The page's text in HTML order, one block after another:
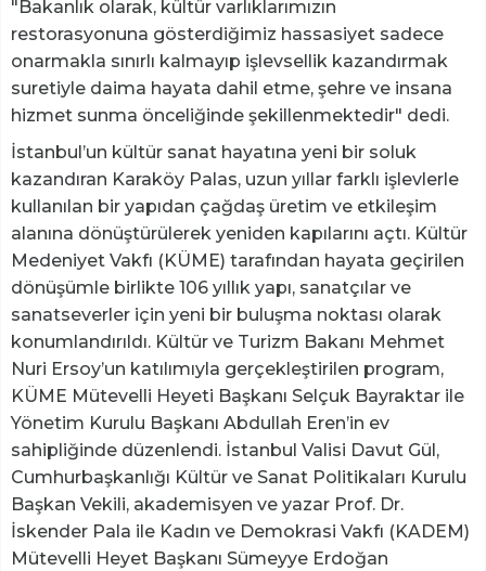
"Bakanlık olarak, kültür varlıklarımızın
restorasyonuna gösterdiğimiz hassasiyet sadece
onarmakla sınırlı kalmayıp işlevsellik kazandırmak
suretiyle daima hayata dahil etme, şehre ve insana
hizmet sunma önceliğinde şekillenmektedir" dedi.
İstanbul’un kültür sanat hayatına yeni bir soluk
kazandıran Karaköy Palas, uzun yıllar farklı işlevlerle
kullanılan bir yapıdan çağdaş üretim ve etkileşim
alanına dönüştürülerek yeniden kapılarını açtı. Kültür
Medeniyet Vakfı (KÜME) tarafından hayata geçirilen
dönüşümle birlikte 106 yıllık yapı, sanatçılar ve
sanatseverler için yeni bir buluşma noktası olarak
konumlandırıldı. Kültür ve Turizm Bakanı Mehmet
Nuri Ersoy’un katılımıyla gerçekleştirilen program,
KÜME Mütevelli Heyeti Başkanı Selçuk Bayraktar ile
Yönetim Kurulu Başkanı Abdullah Eren’in ev
sahipliğinde düzenlendi. İstanbul Valisi Davut Gül,
Cumhurbaşkanlığı Kültür ve Sanat Politikaları Kurulu
Başkan Vekili, akademisyen ve yazar Prof. Dr.
İskender Pala ile Kadın ve Demokrasi Vakfı (KADEM)
Mütevelli Heyet Başkanı Sümeyye Erdoğan